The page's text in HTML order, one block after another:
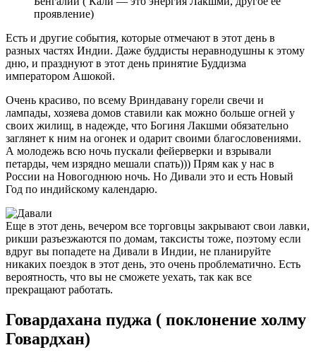
проявление)
Есть и другие события, которые отмечают в этот день в
разных частях Индии. Даже буддисты неравнодушны к этому
дню, и празднуют в этот день принятие Буддизма
императором Ашокой.
Очень красиво, по всему Вриндавану горели свечи и
лампады, хозяева домов ставили как можно больше огней у
своих жилищ, в надежде, что Богиня Лакшми обязательно
заглянет к ним на огонек и одарит своими благословениями.
А молодежь всю ночь пускали фейерверки и взрывали
петарды, чем изрядно мешали спать))) Прям как у нас в
России на Новогоднюю ночь. Но Дивали это и есть Новый
Год по индийскому календарю.
Еще в этот день, вечером все торговцы закрывают свои лавки,
рикши разъезжаются по домам, таксисты тоже, поэтому если
вдруг вы попадете на Дивали в Индии, не планируйте
никаких поездок в этот день, это очень проблематично. Есть
вероятность, что вы не сможете уехать, так как все
прекращают работать.
Говардахана пуджа ( поклонение холму
Говардхан)